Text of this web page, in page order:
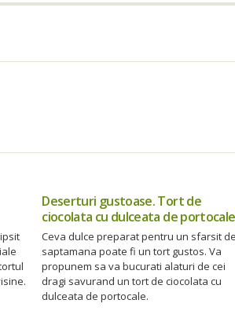
Deserturi gustoase. Tort de
ciocolata cu dulceata de portocale
Ceva dulce preparat pentru un sfarsit
saptamana poate fi un tort gustos. Va
propunem sa va bucurati alaturi de cei
dragi savurand un tort de ciocolata cu
dulceata de portocale.